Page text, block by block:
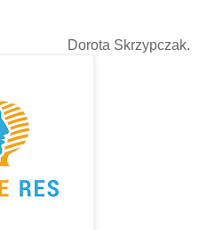
Dorota Skrzypczak.